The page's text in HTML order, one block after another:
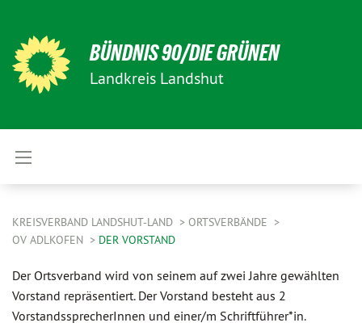
BÜNDNIS 90/DIE GRÜNEN
Landkreis Landshut
KREISVERBAND LANDSHUT-LAND
ORTSVERBÄNDE
OV ADLKOFEN
DER VORSTAND
Der Ortsverband wird von seinem auf zwei Jahre gewählten
Vorstand repräsentiert. Der Vorstand besteht aus 2
VorstandssprecherInnen und einer/m Schriftführer*in.